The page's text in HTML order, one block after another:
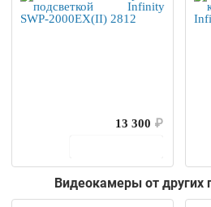
13 300 ₽
Видеокамеры от других